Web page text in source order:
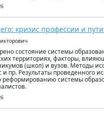
кризис профессии и
состояние системы
территориях, факторы,
(школ) и вузов. Методы
и пр. Результаты проведенного
реформированию системы